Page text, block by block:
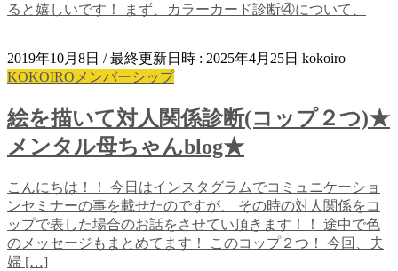
ると嬉しいです！ まず、カラーカード診断④について、
2019年10月8日 / 最終更新日時 : 2025年4月25日 kokoiro
KOKOIROメンバーシップ
絵を描いて対人関係診断(コップ２つ)★
メンタル母ちゃんblog★
こんにちは！！ 今日はインスタグラムでコミュニケーショ
ンセミナーの事を載せたのですが、 その時の対人関係をコ
ップで表した場合のお話をさせてい頂きます！！ 途中で色
のメッセージもまとめてます！ このコップ２つ！ 今回、夫
婦 […]